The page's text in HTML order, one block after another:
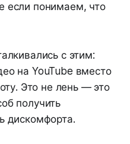
если понимаем, что
с этим:
на YouTube вместо
Это не лень — это
получить
дискомфорта.